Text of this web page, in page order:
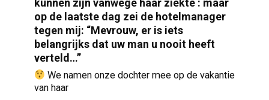
kunnen zijn vanwege haar ziekte : maar
op de laatste dag zei de hotelmanager
tegen mij: “Mevrouw, er is iets
belangrijks dat uw man u nooit heeft
verteld…”
We namen onze dochter mee op de vakantie
van haar